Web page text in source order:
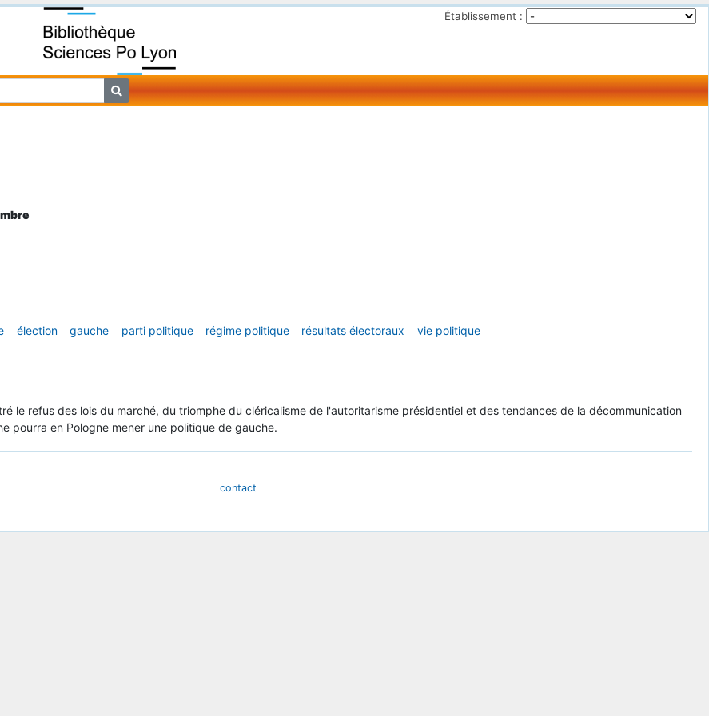
Établissement :
élection gauche parti politique régime politique résultats électoraux vie politique
le refus des lois du marché, du triomphe du cléricalisme de l'autoritarisme présidentiel et des tendances de la décommunication
pourra en Pologne mener une politique de gauche.
contact